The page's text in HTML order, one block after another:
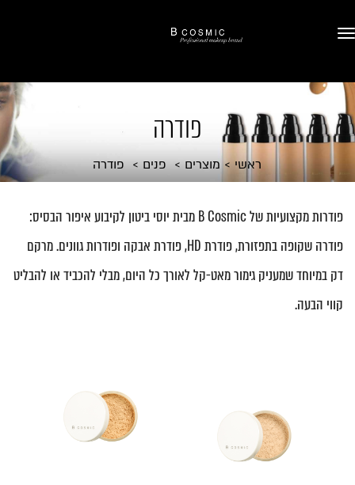
פודרה
ראשי מוצרים פנים פודרה
פודרות מקצועיות של B Cosmic מבית יוסי ביטון לקיבוע איפור הבסיס:
פודרה שקופה בתפזורת, פודרת HD, פודרת אבקה ופודרות גוונים. מרקם
דק במיוחד שמעניק גימור מאט-קל לאורך כל היום, מבלי להכביד או להבליט
קווי הבעה.